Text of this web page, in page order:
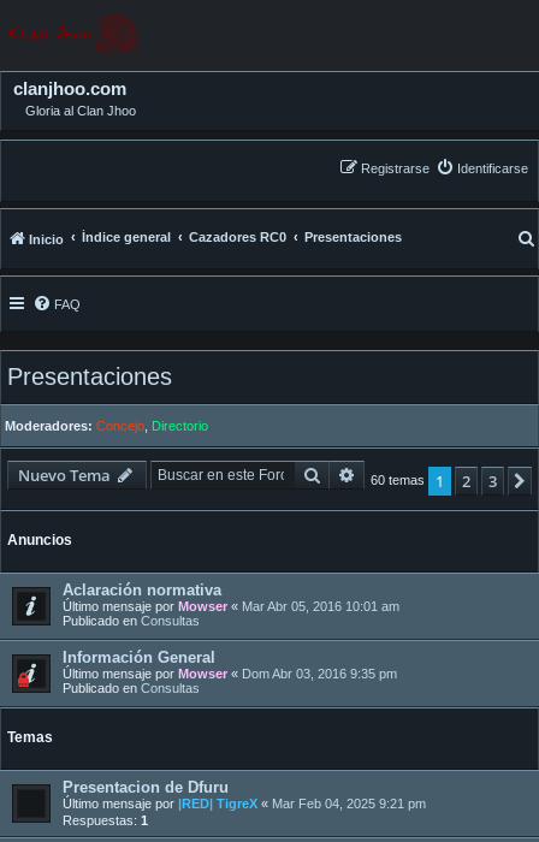
clanjhoo.com
Gloria al Clan Jhoo
Identificarse
Registrarse
Inicio Índice general Cazadores RC0 Presentaciones
FAQ
Presentaciones
Moderadores: Concejo Directorio
Nuevo Tema BuscarBúsqueda avanzada
60 temas 1 2 3
Anuncios
Aclaración normativa
Último mensaje por Mowser « Mar Abr 05, 2016 10:01 am
Publicado en Consultas
Información General
Último mensaje por Mowser « Dom Abr 03, 2016 9:35 pm
Publicado en Consultas
Temas
Presentacion de Dfuru
Último mensaje por |RED| TigreX « Mar Feb 04, 2025 9:21 pm
Respuestas: 1